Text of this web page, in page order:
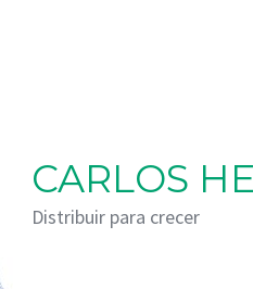
CARLOS
Distribuir para crecer